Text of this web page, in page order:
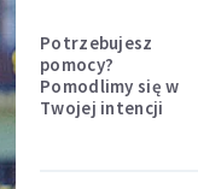
Potrzebujesz
pomocy?
Pomodlimy się w
Twojej intencji